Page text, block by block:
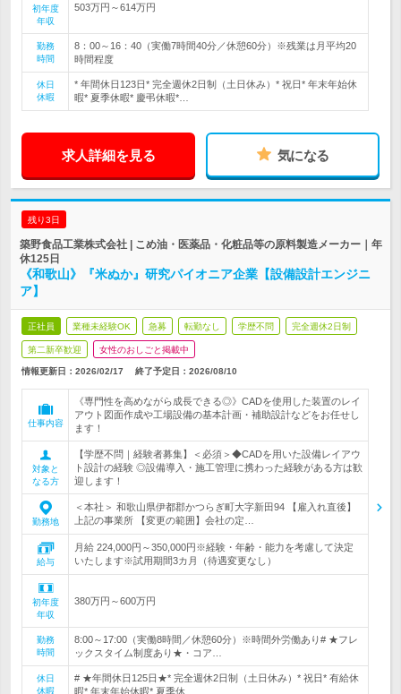
初年度
年収
503万円～614万円
勤務
時間
8：00～16：40（実働7時間40分／休憩60分）※残業は月平均20
時間程度
休日
休暇
* 年間休日123日* 完全週休2日制（土日休み）* 祝日* 年末年始休
暇* 夏季休暇* 慶弔休暇*…
求人詳細を見る 気になる
残り3日
築野食品工業株式会社 | こめ油・医薬品・化粧品等の原料製造メーカー｜年
休125日
《和歌山》『米ぬか』研究パイオニア企業【設備設計エンジニ
ア】
正社員 業種未経験OK 急募 転勤なし 学歴不問 完全週休2日制
第二新卒歓迎 女性のおしごと掲載中
情報更新日：2026/02/17 終了予定日： 2026/08/10
仕事内容
《専門性を高めながら成長できる◎》CADを使用した装置のレイ
アウト図面作成や工場設備の基本計画・補助設計などをお任せし
ます！
対象と
なる方
【学歴不問｜経験者募集】＜必須＞◆CADを用いた設備レイアウ
ト設計の経験 ◎設備導入・施工管理に携わった経験がある方は歓
迎します！
勤務地
＜本社＞ 和歌山県伊都郡かつらぎ町大字新田94 【雇入れ直後】
上記の事業所 【変更の範囲】会社の定…
給与
月給 224,000円～350,000円※経験・年齢・能力を考慮して決定
いたします※試用期間3カ月（待遇変更なし）
初年度
年収
380万円～600万円
勤務
時間
8:00～17:00（実働8時間／休憩60分）※時間外労働あり# ★フレ
ックスタイム制度あり★・コア…
休日
休暇
# ★年間休日125日★* 完全週休2日制（土日休み）* 祝日* 有給休
暇* 年末年始休暇* 夏季休…